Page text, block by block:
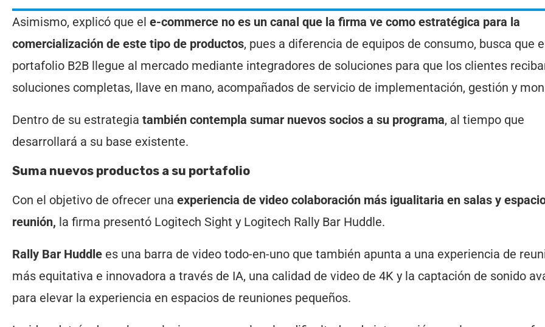
Asimismo, explicó que el e-commerce no es un canal que la firma ve como estratégica para la
comercialización de este tipo de productos, pues a diferencia de equipos de consumo, busca que
portafolio B2B llegue al mercado mediante integradores de soluciones para que los clientes
soluciones completas, llave en mano, acompañados de servicio de implementación, gestión y
Dentro de su estrategia también contempla sumar nuevos socios a su programa, al tiempo que
desarrollará a su base existente.
Suma nuevos productos a su portafolio
Con el objetivo de ofrecer una experiencia de video colaboración más igualitaria en salas y
reunión, la firma presentó Logitech Sight y Logitech Rally Bar Huddle.
Rally Bar Huddle es una barra de video todo-en-uno que también apunta a una experiencia de
más equitativa e innovadora a través de IA, una calidad de video de 4K y la captación de sonido
para elevar la experiencia en espacios de reuniones pequeños.